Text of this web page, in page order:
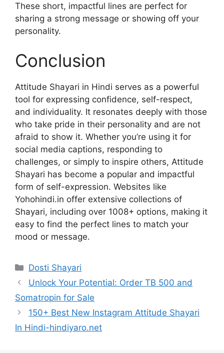
These short, impactful lines are perfect for
sharing a strong message or showing off your
personality.
Conclusion
Attitude Shayari in Hindi serves as a powerful
tool for expressing confidence, self-respect,
and individuality. It resonates deeply with those
who take pride in their personality and are not
afraid to show it. Whether you’re using it for
social media captions, responding to
challenges, or simply to inspire others, Attitude
Shayari has become a popular and impactful
form of self-expression. Websites like
Yohohindi.in offer extensive collections of
Shayari, including over 1008+ options, making it
easy to find the perfect lines to match your
mood or message.
Categories
Dosti Shayari
Unlock Your Potential: Order TB 500 and
Somatropin for Sale
150+ Best New Instagram Attitude Shayari
In Hindi-hindiyaro.net